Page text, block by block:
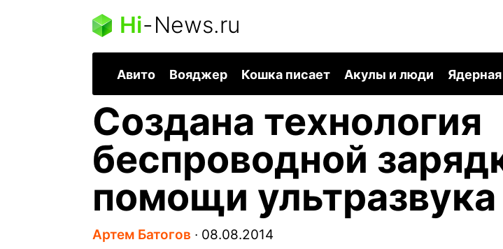
Hi-News.ru
Авито Вояджер Кошка писает Акулы и люди
Создана технология
беспроводной
помощи ультразвука
Артем Батогов ∙ 08.08.2014